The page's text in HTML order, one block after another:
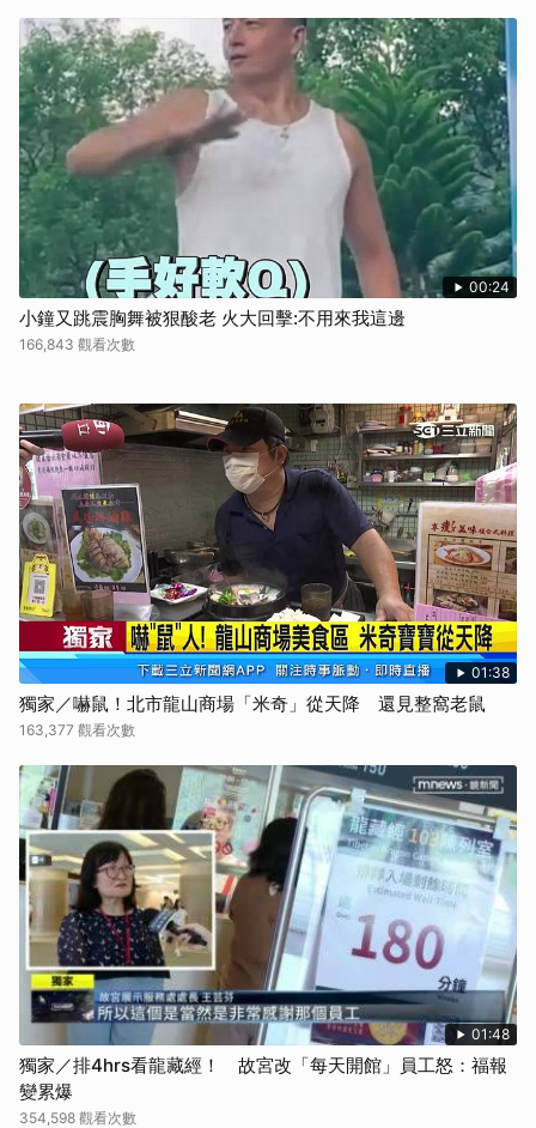
00:24
小鐘又跳震胸舞被狠酸老 火大回擊:不用來我這邊
166,843 觀看次數
01:38
獨家／嚇鼠！北市龍山商場「米奇」從天降 還見整窩老鼠
163,377 觀看次數
01:48
獨家／排4hrs看龍藏經！ 故宮改「每天開館」員工怒：福報
變累爆
354,598 觀看次數